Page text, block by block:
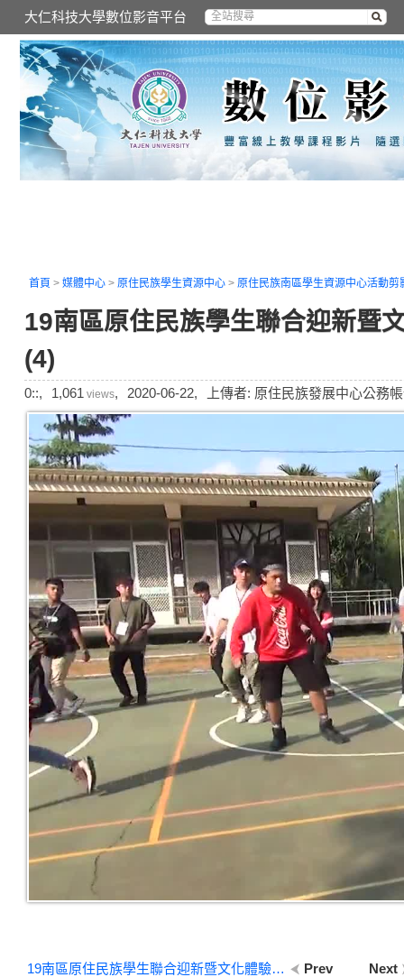
大仁科技大學數位影音平台
首頁 > 媒體中心 > 原住民族學生資源中心 > 原住民族南區學生資源中心活動剪
19南區原住民族學生聯合迎新暨
(4)
0::, 1,061 views, 2020-06-22, 上傳者: 原住民族發展中心公務
Prev
19南區原住民族學生聯合迎新暨文化體驗營-【同鄒共聚】小組共聚吃早餐早操 Next